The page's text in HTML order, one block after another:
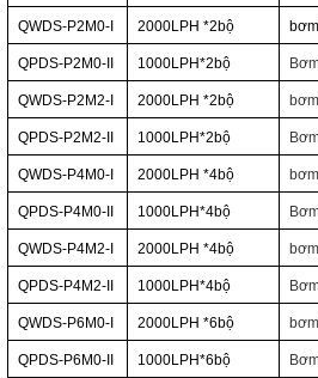
QWDS-P2M0-I 2000LPH *2bộ
QPDS-P2M0-II 1000LPH*2bộ
QWDS-P2M2-I 2000LPH *2bộ
QPDS-P2M2-II 1000LPH*2bộ
QWDS-P4M0-I 2000LPH *4bộ
QPDS-P4M0-II 1000LPH*4bộ
QWDS-P4M2-I 2000LPH *4bộ
QPDS-P4M2-II 1000LPH*4bộ
QWDS-P6M0-I 2000LPH *6bộ
QPDS-P6M0-II 1000LPH*6bộ